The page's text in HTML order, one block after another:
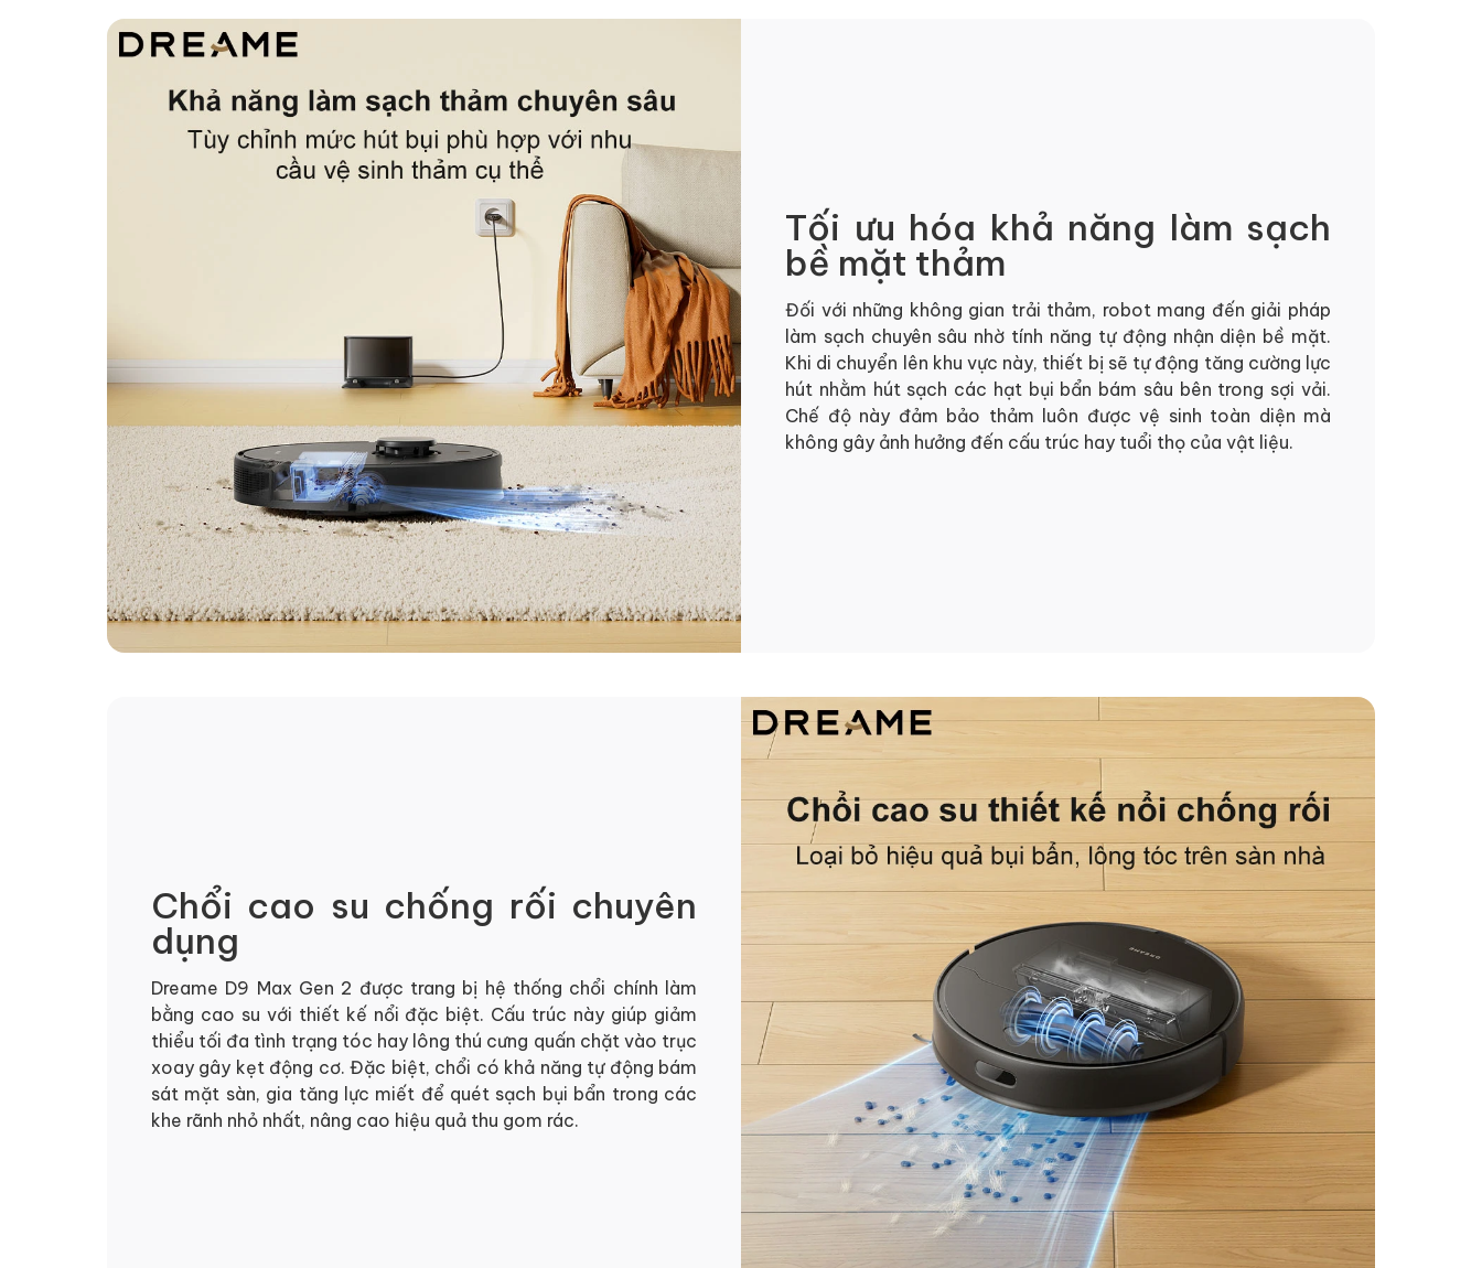
Tối ưu hóa khả năng làm sạch
bề mặt thảm
Đối với những không gian trải thảm, robot mang đến giải pháp
làm sạch chuyên sâu nhờ tính năng tự động nhận diện bề mặt.
Khi di chuyển lên khu vực này, thiết bị sẽ tự động tăng cường lực
hút nhằm hút sạch các hạt bụi bẩn bám sâu bên trong sợi vải.
Chế độ này đảm bảo thảm luôn được vệ sinh toàn diện mà
không gây ảnh hưởng đến cấu trúc hay tuổi thọ của vật liệu.
Chổi cao su chống rối chuyên
dụng
Dreame D9 Max Gen 2 được trang bị hệ thống chổi chính làm
bằng cao su với thiết kế nổi đặc biệt. Cấu trúc này giúp giảm
thiểu tối đa tình trạng tóc hay lông thú cưng quấn chặt vào trục
xoay gây kẹt động cơ. Đặc biệt, chổi có khả năng tự động bám
sát mặt sàn, gia tăng lực miết để quét sạch bụi bẩn trong các
khe rãnh nhỏ nhất, nâng cao hiệu quả thu gom rác.